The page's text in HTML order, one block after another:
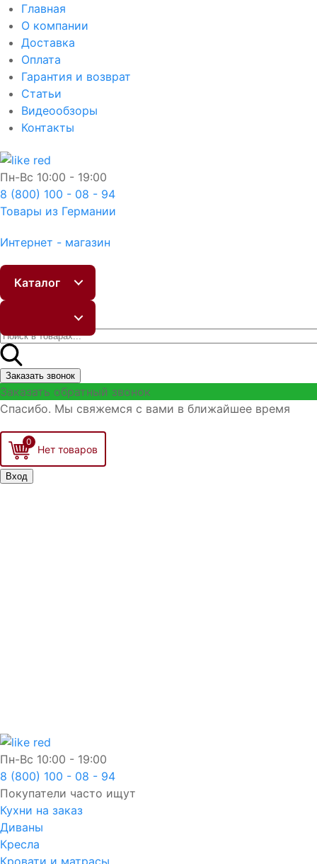
Главная
О компании
Доставка
Оплата
Гарантия и возврат
Статьи
Видеообзоры
Контакты
Пн-Вс 10:00 - 19:00
8 (800) 100 - 08 - 94
Товары из Германии
Интернет - магазин
Каталог
Заказать звонок
Заказать обратный звонок
Спасибо. Мы свяжемся с вами в ближайшее время
0
Вход
Пн-Вс 10:00 - 19:00
8 (800) 100 - 08 - 94
Покупатели часто ищут
Кухни на заказ
Диваны
Кресла